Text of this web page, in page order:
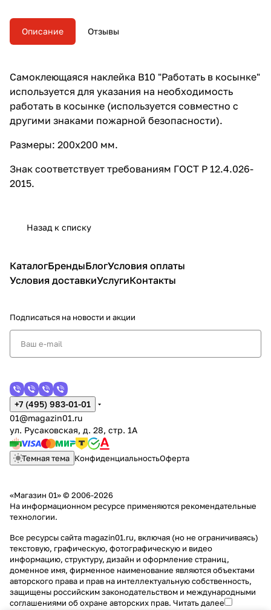
Описание Отзывы
Самоклеющаяся наклейка B10 "Работать в косынке"
используется для указания на необходимость
работать в косынке (используется совместно с
другими знаками пожарной безопасности).
Размеры: 200х200 мм.
Знак соответствует требованиям ГОСТ Р 12.4.026-
2015.
Назад к списку
КаталогБрендыБлогУсловия оплаты
Условия доставкиУслугиКонтакты
Подписаться на новости и акции
+7 (495) 983-01-01
01@magazin01.ru
ул. Русаковская, д. 28, стр. 1А
Темная тема КонфиденциальностьОферта
«Магазин 01» © 2006-2026
На информационном ресурсе применяются рекомендательные
технологии.
Все ресурсы сайта magazin01.ru, включая (но не ограничиваясь)
текстовую, графическую, фотографическую и видео
информацию, структуру, дизайн и оформление страниц,
доменное имя, фирменное наименование являются объектами
авторского права и прав на интеллектуальную собственность,
защищены российским законодательством и международными
соглашениями об охране авторских прав. Читать далее